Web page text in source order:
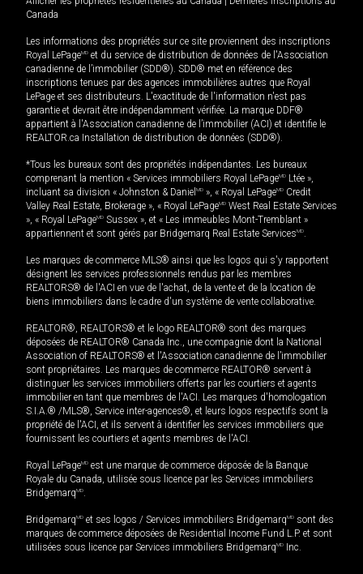
Canada
Les informations des propriétés sur ce site proviennent des inscriptions
Royal LePageMD et du service de distribution de données de l'Association
canadienne de l’immobilier (SDD®). SDD® met en référence des
inscriptions tenues par des agences immobilières autres que Royal
LePage et ses distributeurs. L'exactitude de l'information n'est pas
garantie et devrait être indépendamment vérifiée. La marque DDF®
appartient à l'Association canadienne de l’immobilier (ACI) et identifie le
REALTOR.ca Installation de distribution de données (SDD®).
*Tous les bureaux sont des propriétés indépendantes. Les bureaux
comprenant la mention « Services immobiliers Royal LePageMD Ltée »,
incluant sa division « Johnston & Daniel MD », « Royal LePageMD Credit
Valley Real Estate, Brokerage », « Royal LePageMD West Real Estate Services
», « Royal LePageMD Sussex », et « Les immeubles Mont-Tremblant »
appartiennent et sont gérés par Bridgemarq Real Estate ServicesMD.
Les marques de commerce MLS® ainsi que les logos qui s'y rapportent
désignent les services professionnels rendus par les membres
REALTORS® de l'ACI en vue de l'achat, de la vente et de la location de
biens immobiliers dans le cadre d'un système de vente collaborative.
REALTOR®, REALTORS® et le logo REALTOR® sont des marques
déposées de REALTOR® Canada Inc., une compagnie dont la National
Association of REALTORS® et l'Association canadienne de l’immobilier
sont propriétaires. Les marques de commerce REALTOR® servent à
distinguer les services immobiliers offerts par les courtiers et agents
immobilier en tant que membres de l'ACI. Les marques d'homologation
S.I.A.® /MLS®, Service inter-agences®, et leurs logos respectifs sont la
propriété de l'ACI, et ils servent à identifier les services immobiliers que
fournissent les courtiers et agents membres de l'ACI.
Royal LePageMD est une marque de commerce déposée de la Banque
Royale du Canada, utilisée sous licence par les Services immobiliers
BridgemarqMD.
BridgemarqMD et ses logos / Services immobiliers BridgemarqMD sont des
marques de commerce déposées de Residential Income Fund L.P. et sont
utilisées sous licence par Services immobiliers BridgemarqMD Inc.